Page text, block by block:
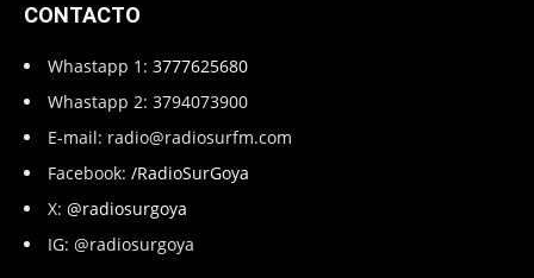
CONTACTO
Whastapp 1: 3777625680
Whastapp 2: 3794073900
E-mail: radio@radiosurfm.com
Facebook: /RadioSurGoya
X: @radiosurgoya
IG: @radiosurgoya